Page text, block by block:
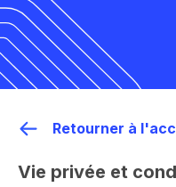
Retourner à
Vie privée et